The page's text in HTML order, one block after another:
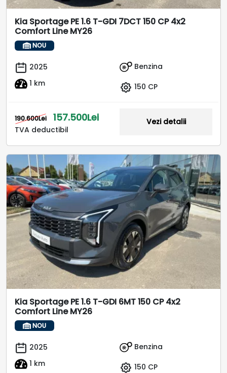
Kia Sportage PE 1.6 T-GDI 7DCT 150 CP 4x2
Comfort Line MY26
NOU
2025
1 km
Benzina
150 CP
190.600Lei 157.500Lei
TVA deductibil
Vezi detalii
Kia Sportage PE 1.6 T-GDI 6MT 150 CP 4x2
Comfort Line MY26
NOU
2025
1 km
Benzina
150 CP